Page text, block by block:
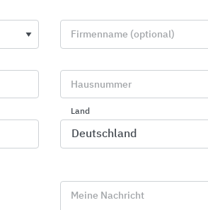
Bausteine
Aufbaustruktur des
lassen sich
Firmenname (optional)
Hausnummer
Land
Meine Nachricht